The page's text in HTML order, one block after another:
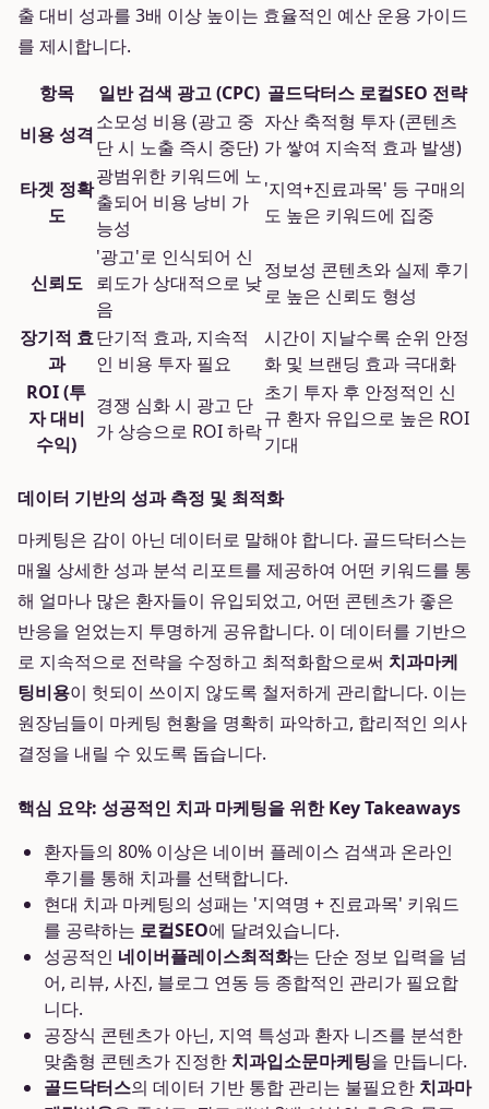
출 대비 성과를 3배 이상 높이는 효율적인 예산 운용 가이드
를 제시합니다.
항목
일반 검색 광고 (CPC) 골드닥터스 로컬SEO 전략
비용 성격
소모성 비용 (광고 중
단 시 노출 즉시 중단)
자산 축적형 투자 (콘텐츠
가 쌓여 지속적 효과 발생)
타겟 정확
도
광범위한 키워드에 노
출되어 비용 낭비 가
능성
'지역+진료과목' 등 구매의
도 높은 키워드에 집중
신뢰도
'광고'로 인식되어 신
뢰도가 상대적으로 낮
음
정보성 콘텐츠와 실제 후기
로 높은 신뢰도 형성
장기적 효
과
단기적 효과, 지속적
인 비용 투자 필요
시간이 지날수록 순위 안정
화 및 브랜딩 효과 극대화
ROI (투
자 대비
수익)
경쟁 심화 시 광고 단
가 상승으로 ROI 하락
초기 투자 후 안정적인 신
규 환자 유입으로 높은 ROI
기대
데이터 기반의 성과 측정 및 최적화
마케팅은 감이 아닌 데이터로 말해야 합니다. 골드닥터스는
매월 상세한 성과 분석 리포트를 제공하여 어떤 키워드를 통
해 얼마나 많은 환자들이 유입되었고, 어떤 콘텐츠가 좋은
반응을 얻었는지 투명하게 공유합니다. 이 데이터를 기반으
로 지속적으로 전략을 수정하고 최적화함으로써 치과마케
팅비용이 헛되이 쓰이지 않도록 철저하게 관리합니다. 이는
원장님들이 마케팅 현황을 명확히 파악하고, 합리적인 의사
결정을 내릴 수 있도록 돕습니다.
핵심 요약: 성공적인 치과 마케팅을 위한 Key Takeaways
환자들의 80% 이상은 네이버 플레이스 검색과 온라인
후기를 통해 치과를 선택합니다.
현대 치과 마케팅의 성패는 '지역명 + 진료과목' 키워드
를 공략하는 로컬SEO에 달려있습니다.
성공적인 네이버플레이스최적화는 단순 정보 입력을 넘
어, 리뷰, 사진, 블로그 연동 등 종합적인 관리가 필요합
니다.
공장식 콘텐츠가 아닌, 지역 특성과 환자 니즈를 분석한
맞춤형 콘텐츠가 진정한치과입소문마케팅을 만듭니다.
골드닥터스의 데이터 기반 통합 관리는 불필요한치과마